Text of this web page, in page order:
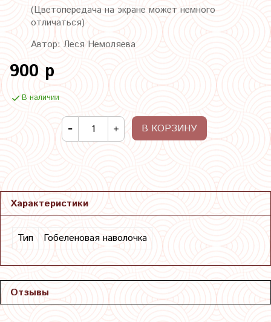
(Цветопередача на экране может немного
отличаться)
Автор: Леся Немоляева
900 р
В наличии
В КОРЗИНУ
Характеристики
Тип Гобеленовая наволочка
Отзывы